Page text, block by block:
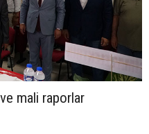
mali raporlar